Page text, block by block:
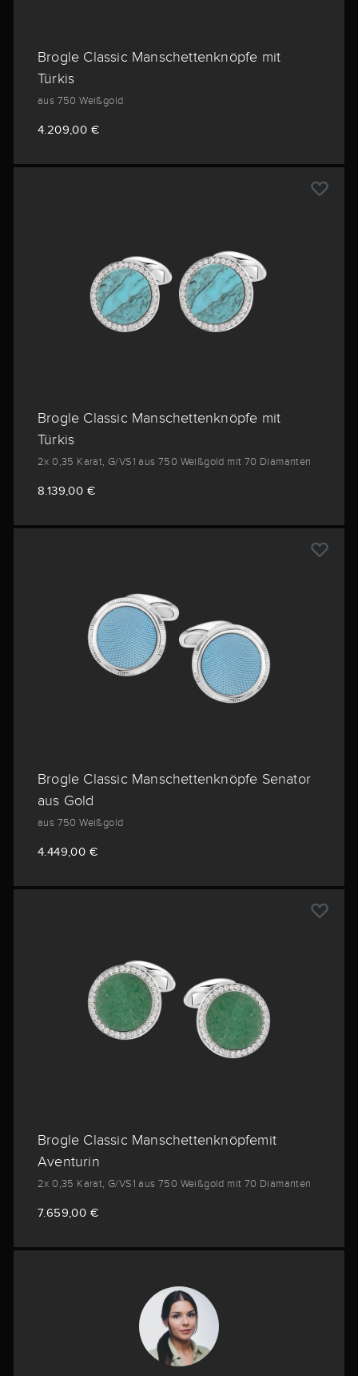
Brogle Classic Manschettenknöpfe mit
Türkis
aus 750 Weißgold
4.209,00 €
Brogle Classic Manschettenknöpfe mit
Türkis
2x 0,35 Karat, G/VS1 aus 750 Weißgold mit 70 Diamanten
8.139,00 €
Brogle Classic Manschettenknöpfe Senator
aus Gold
aus 750 Weißgold
4.449,00 €
Brogle Classic Manschettenknöpfemit
Aventurin
2x 0,35 Karat, G/VS1 aus 750 Weißgold mit 70 Diamanten
7.659,00 €